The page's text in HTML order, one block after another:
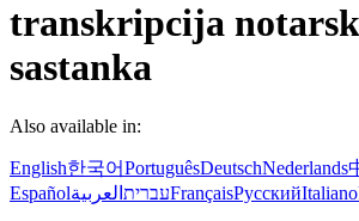
transkripcija
sastanka
Also available in:
English한국어PortuguêsDeutschNederlands
Español
עברית العربية FrançaisРусскийItaliano